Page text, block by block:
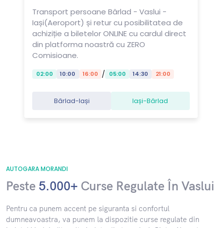
AUTOGARA MORANDI
Peste 5.000+ Curse Regulate În Vaslui
​Pentru ca punem accent pe siguranta si confortul
dumneavoastra, va punem la dispozitie curse regulate din
Transport persoane Bârlad - Vaslui -
Iași(Aeroport) și retur cu posibilitatea de
achiziție a biletelor ONLINE cu cardul direct
din platforma noastră cu ZERO
Comisioane.
02:00 10:00 16:00 / 05:00 14:30 21:00
Bârlad-Iași Iași-Bârlad